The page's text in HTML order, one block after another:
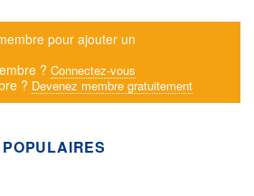
pour ajouter un
? Connectez-vous
? Devenez membre gratuitement